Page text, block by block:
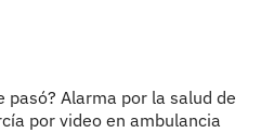
pasó? Alarma por la salud de
por video en ambulancia